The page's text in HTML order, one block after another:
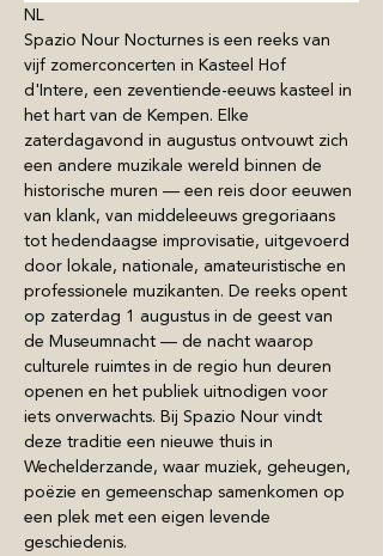
NL
Spazio Nour Nocturnes is een reeks van
vijf zomerconcerten in Kasteel Hof
d'Intere, een zeventiende-eeuws kasteel in
het hart van de Kempen. Elke
zaterdagavond in augustus ontvouwt zich
een andere muzikale wereld binnen de
historische muren — een reis door eeuwen
van klank, van middeleeuws gregoriaans
tot hedendaagse improvisatie, uitgevoerd
door lokale, nationale, amateuristische en
professionele muzikanten. De reeks opent
op zaterdag 1 augustus in de geest van
de Museumnacht — de nacht waarop
culturele ruimtes in de regio hun deuren
openen en het publiek uitnodigen voor
iets onverwachts. Bij Spazio Nour vindt
deze traditie een nieuwe thuis in
Wechelderzande, waar muziek, geheugen,
poëzie en gemeenschap samenkomen op
een plek met een eigen levende
geschiedenis.